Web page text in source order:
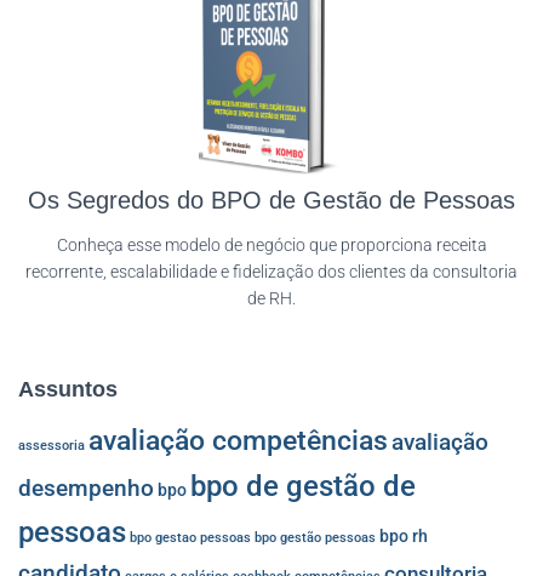
Os Segredos do BPO de Gestão de Pessoas
Conheça esse modelo de negócio que proporciona receita
recorrente, escalabilidade e fidelização dos clientes da consultoria
de RH.
Assuntos
assessoria avaliação competênciasavaliação
desempenho bpo bpo de gestão de
pessoas bpo gestao pessoas bpo gestão pessoas bpo rh